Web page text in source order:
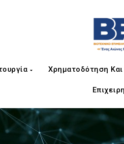
Χρηματοδότηση